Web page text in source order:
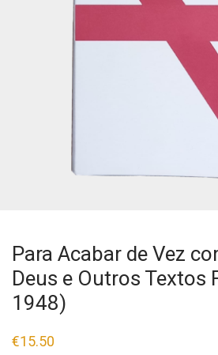
Para Acabar de Vez
Deus e Outros Textos
1948)
€15.50